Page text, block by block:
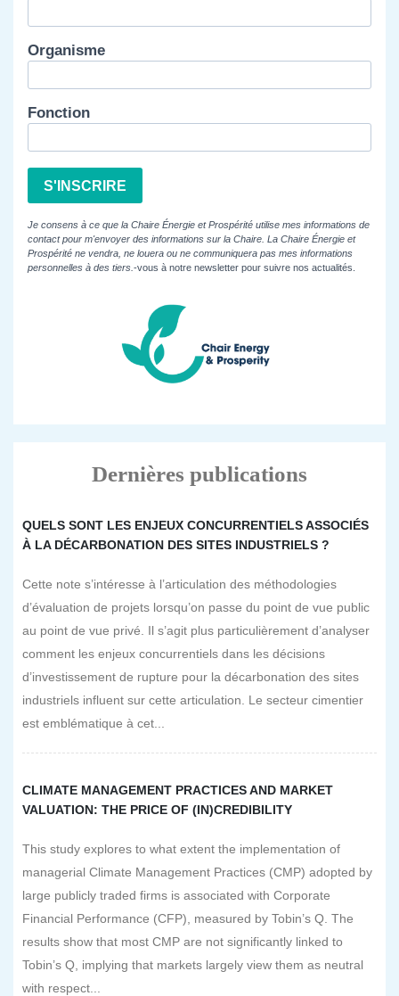
Organisme
Fonction
S'INSCRIRE
Je consens à ce que la Chaire Énergie et Prospérité utilise mes informations de
contact pour m'envoyer des informations sur la Chaire. La Chaire Énergie et
Prospérité ne vendra, ne louera ou ne communiquera pas mes informations
personnelles à des tiers. -vous à notre newsletter pour suivre nos actualités.
Dernières publications
QUELS SONT LES ENJEUX CONCURRENTIELS ASSOCIÉS
À LA DÉCARBONATION DES SITES INDUSTRIELS ?
Cette note s’intéresse à l’articulation des méthodologies
d’évaluation de projets lorsqu’on passe du point de vue public
au point de vue privé. Il s’agit plus particulièrement d’analyser
comment les enjeux concurrentiels dans les décisions
d’investissement de rupture pour la décarbonation des sites
industriels influent sur cette articulation. Le secteur cimentier
est emblématique à cet...
CLIMATE MANAGEMENT PRACTICES AND MARKET
VALUATION: THE PRICE OF (IN)CREDIBILITY
This study explores to what extent the implementation of
managerial Climate Management Practices (CMP) adopted by
large publicly traded firms is associated with Corporate
Financial Performance (CFP), measured by Tobin’s Q. The
results show that most CMP are not significantly linked to
Tobin’s Q, implying that markets largely view them as neutral
with respect...